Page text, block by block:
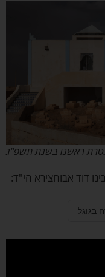
ראשנו בשנת תשפ''ג
אבוחצירא הי"ד: